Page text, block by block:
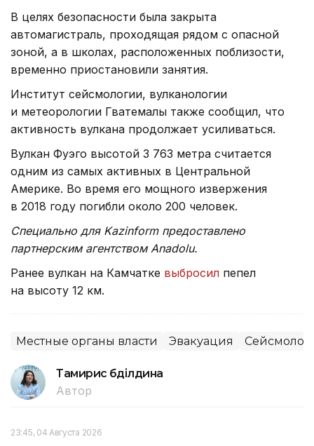
В целях безопасности была закрыта
автомагистраль, проходящая рядом с опасной
зоной, а в школах, расположенных поблизости,
временно приостановили занятия.
Институт сейсмологии, вулканологии
и метеорологии Гватемалы также сообщил, что
активность вулкана продолжает усиливаться.
Вулкан Фуэго высотой 3 763 метра считается
одним из самых активных в Центральной
Америке. Во время его мощного извержения
в 2018 году погибли около 200 человек.
Специально для Kazinform предоставлено
партнерским агентством Anadolu.
Ранее вулкан на Камчатке выбросил пепел
на высоту 12 км.
Местные органы власти Эвакуация
Тамирис Әбділдина
Автор
23:45, 04 Августа 2026